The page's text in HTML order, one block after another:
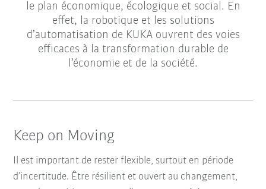
le plan économique, écologique et social. En
effet, la robotique et les solutions
d’automatisation de KUKA ouvrent des voies
efficaces à la transformation durable de
l’économie et de la société.
Keep on Moving
Il est important de rester flexible, surtout en période
d’incertitude. Être résilient et ouvert au changement,